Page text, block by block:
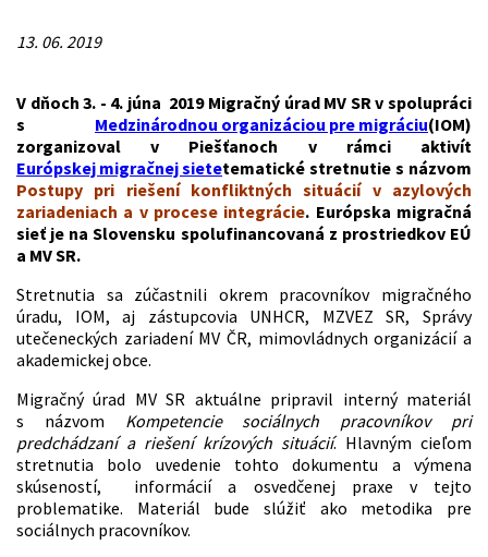
13. 06. 2019
V dňoch 3. - 4. júna 2019 Migračný úrad MV SR v spolupráci
s Medzinárodnou organizáciou pre migráciu(IOM)
zorganizoval v Piešťanoch v rámci aktivít
Európskej migračnej sietetematické stretnutie s názvom
Postupy pri riešení konfliktných situácií v azylových
zariadeniach a v procese integrácie. Európska migračná
sieť je na Slovensku spolufinancovaná z prostriedkov EÚ
a MV SR.
Stretnutia sa zúčastnili okrem pracovníkov migračného
úradu, IOM, aj zástupcovia UNHCR, MZVEZ SR, Správy
utečeneckých zariadení MV ČR, mimovládnych organizácií a
akademickej obce.
Migračný úrad MV SR aktuálne pripravil interný materiál
s názvom Kompetencie sociálnych pracovníkov pri
predchádzaní a riešení krízových situácií. Hlavným cieľom
stretnutia bolo uvedenie tohto dokumentu a výmena
skúseností, informácií a osvedčenej praxe v tejto
problematike. Materiál bude slúžiť ako metodika pre
sociálnych pracovníkov.